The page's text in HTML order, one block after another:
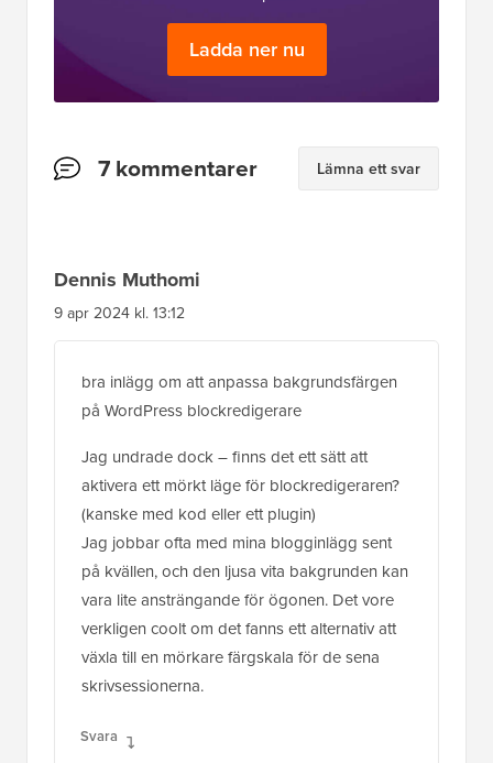
Ladda ner nu
Läsarnas7 kommentarer Lämna ett svar
Dennis Muthomi
9 apr 2024 kl. 13:12
bra inlägg om att anpassa bakgrundsfärgen
på WordPress blockredigerare
Jag undrade dock – finns det ett sätt att
aktivera ett mörkt läge för blockredigeraren?
(kanske med kod eller ett plugin)
Jag jobbar ofta med mina blogginlägg sent
på kvällen, och den ljusa vita bakgrunden kan
vara lite ansträngande för ögonen. Det vore
verkligen coolt om det fanns ett alternativ att
växla till en mörkare färgskala för de sena
skrivsessionerna.
Svara